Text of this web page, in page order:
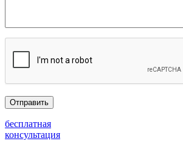
бесплатная
консультация